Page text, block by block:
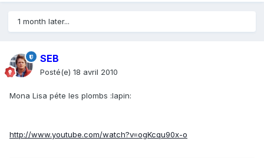
1 month later...
SEB
Posté(e) 18 avril 2010
Mona Lisa péte les plombs :lapin:
http://www.youtube.com/watch?v=ogKcqu90x-o